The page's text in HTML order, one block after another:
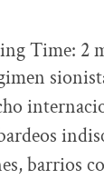
Time: 2
barrios